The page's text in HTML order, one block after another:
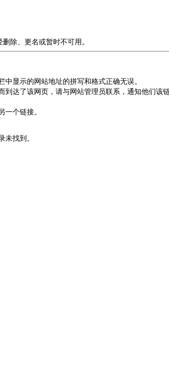
除、更名或暂时不可用。
中显示的网站地址的拼写和格式正确无误。
到达了该网页，请与网站管理员联系，通知他们该
一个链接。
未找到。